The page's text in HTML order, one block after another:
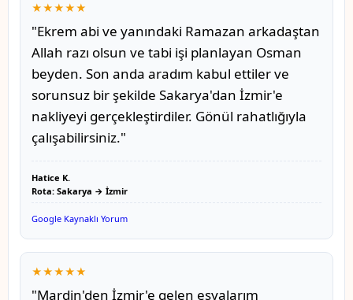
★★★★★
"Ekrem abi ve yanındaki Ramazan arkadaştan
Allah razı olsun ve tabi işi planlayan Osman
beyden. Son anda aradım kabul ettiler ve
sorunsuz bir şekilde Sakarya'dan İzmir'e
nakliyeyi gerçekleştirdiler. Gönül rahatlığıyla
çalışabilirsiniz."
Hatice K.
Rota: Sakarya → İzmir
Google Kaynaklı Yorum
★★★★★
"Mardin'den İzmir'e gelen eşyalarım